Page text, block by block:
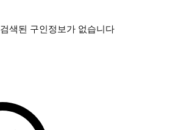
검색된 구인정보가 없습니다